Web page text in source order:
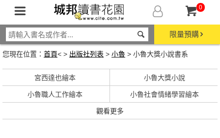
0
限量預購
您現在位置： 首頁< > 出版社列表 > 小魯 > 小魯大獎小說書系
宮西達也繪本 小魯大獎小說
小魯職人工作繪本 小魯社會情緒學習繪本
觀看更多